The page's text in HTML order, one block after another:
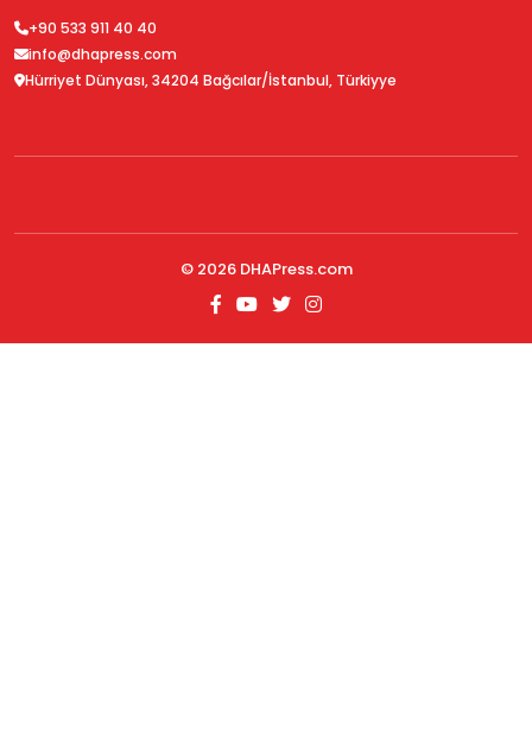
+90 533 911 40 40
info@dhapress.com
Hürriyet Dünyası, 34204 Bağcılar/İstanbul, Türkiyye
© 2026 DHAPress.com